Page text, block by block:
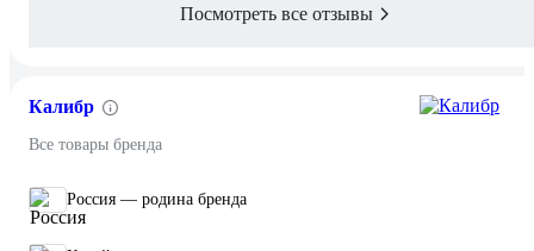
Посмотреть все отзывы
Калибр
Все товары бренда
Россия — родина бренда